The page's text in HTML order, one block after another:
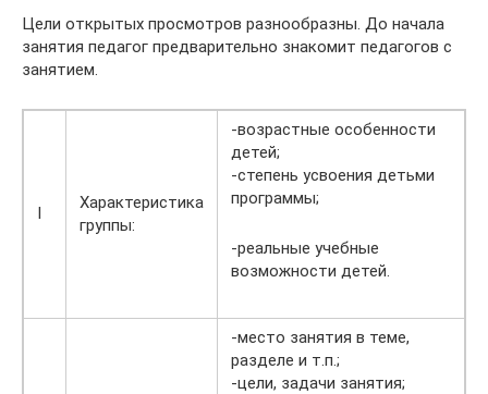
Цели открытых просмотров разнообразны. До начала
занятия педагог предварительно знакомит педагогов с
занятием.
I
Характеристика
группы:
-возрастные особенности
детей;
-степень усвоения детьми
программы;
-реальные учебные
возможности детей.
-место занятия в теме,
разделе и т.п.;
-цели, задачи занятия;